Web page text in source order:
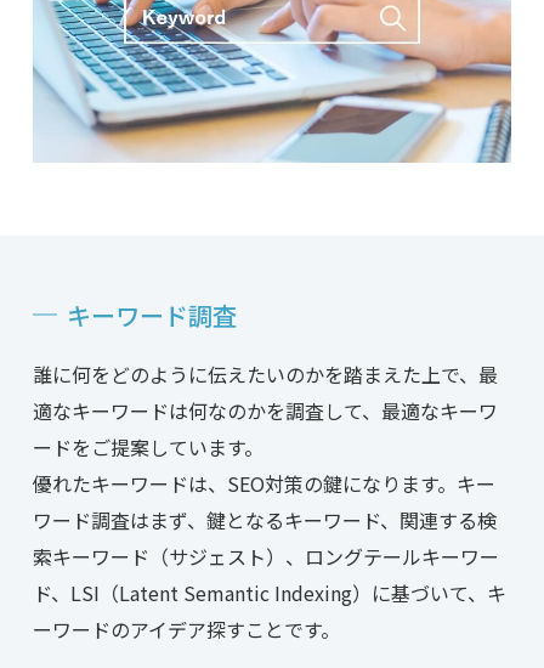
キーワード調査
誰に何をどのように伝えたいのかを踏まえた上で、最
適なキーワードは何なのかを調査して、最適なキーワ
ードをご提案しています。
優れたキーワードは、SEO対策の鍵になります。キー
ワード調査はまず、鍵となるキーワード、関連する検
索キーワード（サジェスト）、ロングテールキーワー
ド、LSI（Latent Semantic Indexing）に基づいて、キ
ーワードのアイデア探すことです。